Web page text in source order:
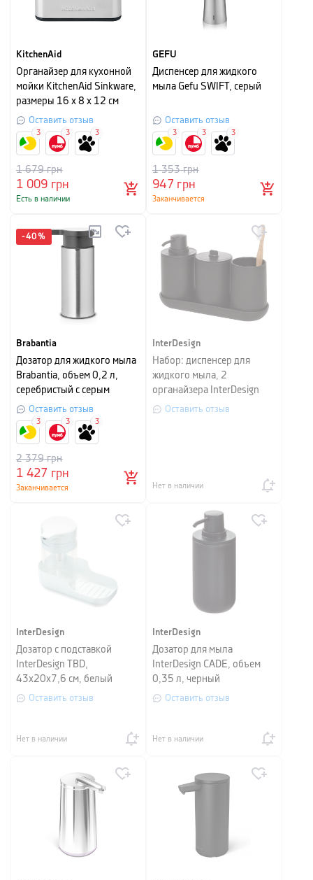
KitchenAid
Органайзер для кухонной
мойки KitchenAid Sinkware,
размеры 16 х 8 х 12 см
Оставить отзыв
1 009 грн
1 679грн
Есть в наличии
3 3 3
GEFU
Диспенсер для жидкого
мыла Gefu SWIFT, серый
Оставить отзыв
947 грн
1 353грн
Заканчивается
3 3 3
-40 %
Brabantia
Дозатор для жидкого мыла
Brabantia, объем 0,2 л,
серебристый с серым
Оставить отзыв
1 427 грн
2 379грн
Заканчивается
3 3 3
InterDesign
Набор: диспенсер для
жидкого мыла, 2
органайзера InterDesign
BATH ACCESSORIES, 4 шт,
Оставить отзыв
Нет в наличии
InterDesign
Дозатор с подставкой
InterDesign TBD,
43х20х7,6 см, белый
Оставить отзыв
Нет в наличии
InterDesign
Дозатор для мыла
InterDesign CADE, объем
0,35 л, черный
Оставить отзыв
Нет в наличии